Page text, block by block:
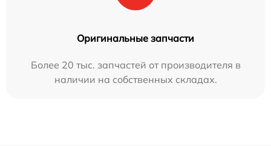
Оригинальные запчасти
Более 20 тыс. запчастей от производителя в
наличии на собственных складах.